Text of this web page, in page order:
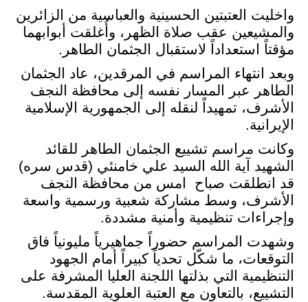
واخليت العتبتين الحسينية والعباسية من الزائرين
والمشيعين عقب صلاة الظهر، وأُغلقت أبوابهما
مؤقتاً استعداداً لاستقبال الجثمان الطاهر .
وبعد انتهاء المراسم في المرقدين، عاد الجثمان
الطاهر عبر المسار نفسه إلى محافظة النجف
الأشرف، تمهيداً لنقله إلى الجمهورية الإسلامية
الإيرانية.
وكانت مراسم تشييع الجثمان الطاهر للقائد
الشهيد آية الله السيد علي خامنئي (قدس سره)
قد انطلقت صباح
امس من محافظة النجف
الأشرف، وسط مشاركة شعبية ورسمية واسعة
وإجراءات تنظيمية وأمنية مشددة.
وشهدت المراسم حضوراً جماهيرياً مليونياً فاق
التوقعات، ما شكّل تحدياً كبيراً أمام الجهود
التنظيمية التي بذلتها اللجنة العليا المشرفة على
التشييع، بالتعاون مع العتبة العلوية المقدسة.